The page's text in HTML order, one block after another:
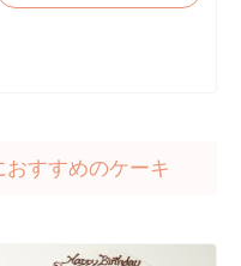
すすめのケーキ